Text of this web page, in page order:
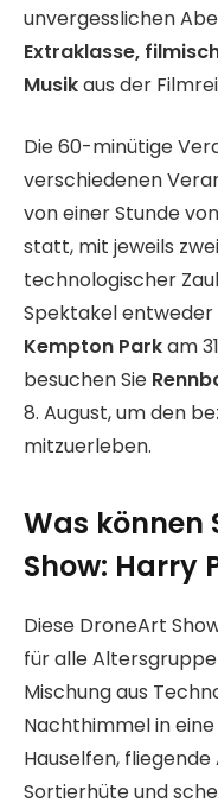
unvergesslichen
Extraklasse,
Musikaus der
Die 60-minütige
verschiedenen
von einer Stunde
statt, mit jeweils
technologischer
Spektakel
Kempton Parkam
besuchen Sie
8. August, um den
mitzuerleben.
Was können
Show: Harry
Diese DroneArt
für alle
Mischung aus
Nachthimmel in
Hauselfen,
Sortierhüte und